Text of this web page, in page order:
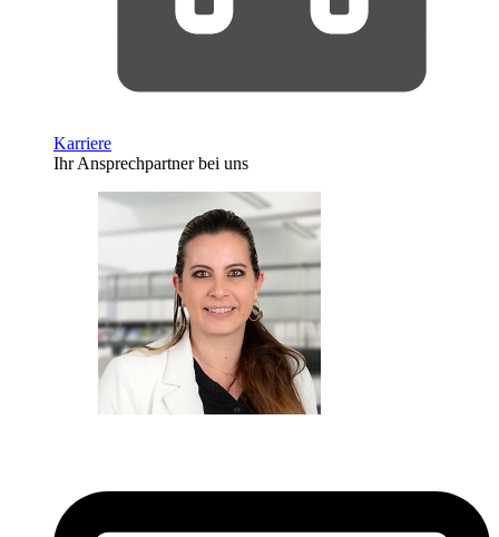
Karriere
Ihr Ansprechpartner bei uns